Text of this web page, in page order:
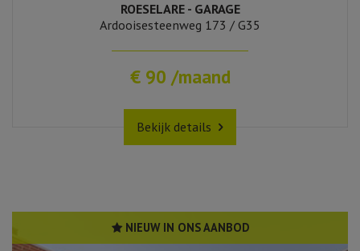
ROESELARE - GARAGE
Ardooisesteenweg 173 / G35
€ 90 /maand
Bekijk details
NIEUW IN ONS AANBOD